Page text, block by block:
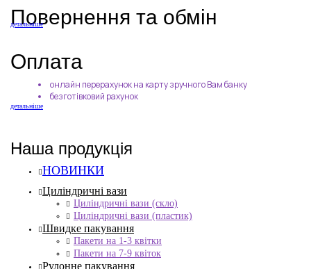
Повернення та обмін
детальніше
Оплата
онлайн перерахунок на карту зручного Вам банку
безготівковий рахунок
детальніше
Наша продукція
НОВИНКИ
Циліндричні вази
Циліндричні вази (скло)
Циліндричні вази (пластик)
Швидке пакування
Пакети на 1-3 квітки
Пакети на 7-9 квіток
Рулонне пакування